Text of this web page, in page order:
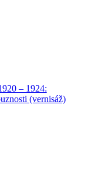
– 1924:
(vernisáž)